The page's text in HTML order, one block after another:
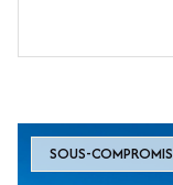
SOUS-COMPROMIS